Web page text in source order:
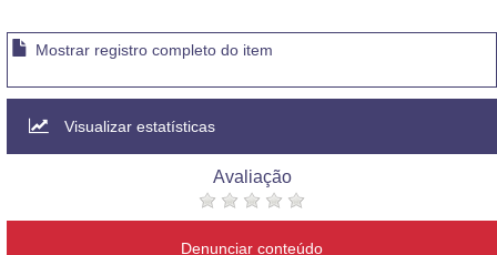
Mostrar registro completo do item
Visualizar estatísticas
Avaliação
Denunciar conteúdo